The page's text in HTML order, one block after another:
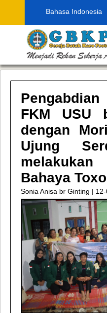
Bahasa Indonesia
FKM USU
dengan
Ujung
Bahaya
Sonia Anisa br Ginting |